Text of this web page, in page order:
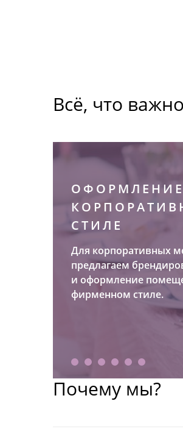
Всё, что
СТИЛЕ
Для корпоративных
предлагаем
и оформление
фирменном стиле.
Почему мы?